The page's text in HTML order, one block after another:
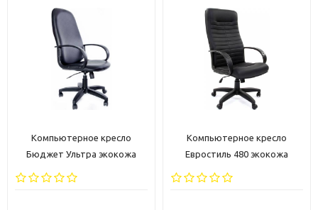
Компьютерное кресло
Бюджет Ультра экокожа
Компьютерное кресло
Евростиль 480 экокожа